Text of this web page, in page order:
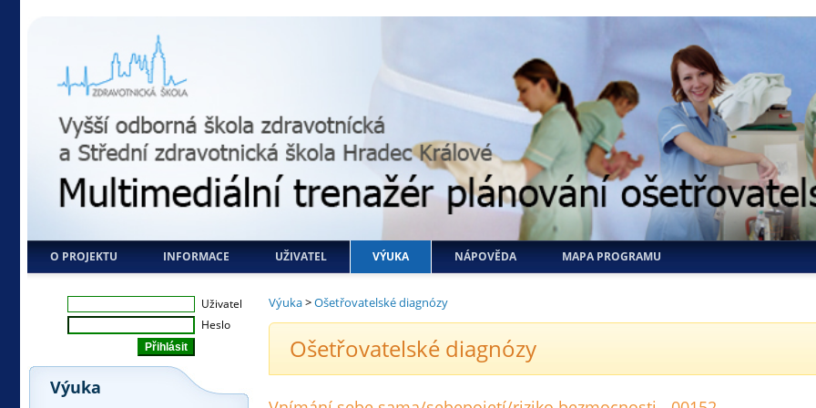
O PROJEKTU INFORMACE UŽIVATEL VÝUKA NÁPOVĚDA MAPA PROGRAMU
Uživatel
Heslo
Výuka
Výuka>Ošetřovatelské diagnózy
Ošetřovatelské diagnózy